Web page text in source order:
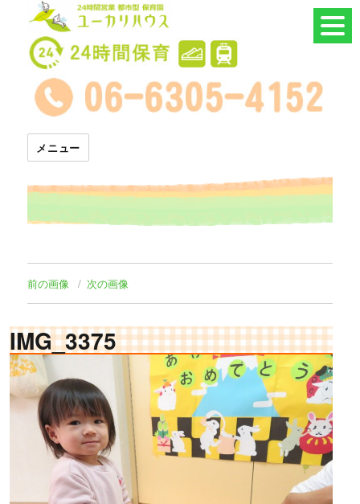
24時間託児所 ユーカリハウス
メニュー
前の画像 次の画像
IMG_3375